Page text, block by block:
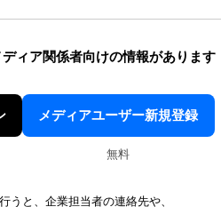
ディア関係者向けの情報があります
メディアユーザー新規登録
無料
うと、企業担当者の連絡先や、